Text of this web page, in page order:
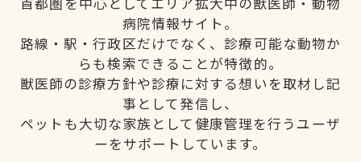
病院情報サイト。
路線・駅・行政区だけでなく、診療可能な動物か
らも検索できることが特徴的。
獣医師の診療方針や診療に対する想いを取材し記
事として発信し、
ペットも大切な家族として健康管理を行うユーザ
ーをサポートしています。